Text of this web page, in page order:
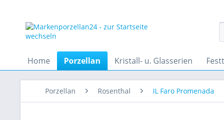
Home Porzellan Kristall- u. Glasserien
Porzellan Rosenthal IL Faro Promenada